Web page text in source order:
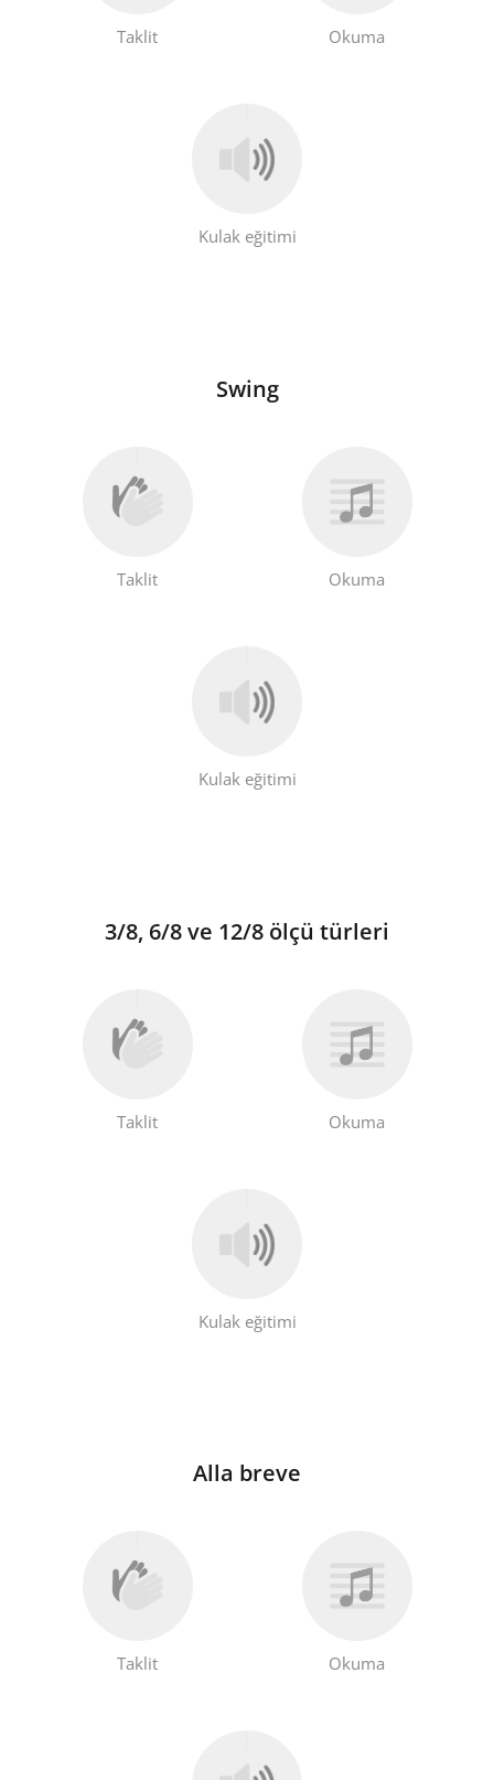
Taklit Okuma
Kulak eğitimi
Swing
Taklit Okuma
Kulak eğitimi
3/8, 6/8 ve 12/8 ölçü türleri
Taklit Okuma
Kulak eğitimi
Alla breve
Taklit Okuma